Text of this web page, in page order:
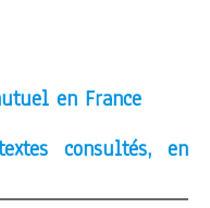
en France
consultés, en